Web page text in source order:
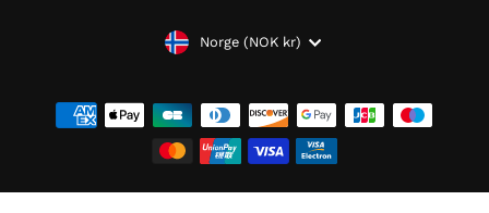
VALUTANorge (NOK kr)